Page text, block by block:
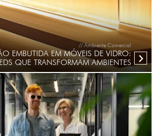
// Ambiente Comercial
EMBUTIDA EM MÓVEIS DE VIDRO:
QUE TRANSFORMAM AMBIENTES